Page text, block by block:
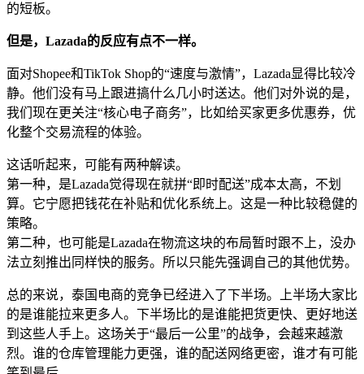
的短板。
但是，Lazada的反应有点不一样。
面对Shopee和TikTok Shop的“速度与激情”，Lazada显得比较冷
静。他们没有马上跟进搞什么几小时送达。他们对外说的是，
我们现在更关注“核心电子商务”，比如给买家更多优惠券，优
化整个交易流程的体验。
这话听起来，可能有两种解读。
第一种，是Lazada觉得现在就拼“即时配送”成本太高，不划
算。它宁愿把钱花在补贴和优化系统上。这是一种比较稳健的
策略。
第二种，也可能是Lazada在物流这块的布局暂时跟不上，没办
法立刻推出同样快的服务。所以只能先强调自己的其他优势。
总的来说，泰国电商的竞争已经进入了下半场。上半场大家比
的是谁能拉来更多人。下半场比的是谁能把货更快、更好地送
到这些人手上。这场关于“最后一公里”的战争，会越来越激
烈。谁的仓库管理能力更强，谁的配送网络更密，谁才有可能